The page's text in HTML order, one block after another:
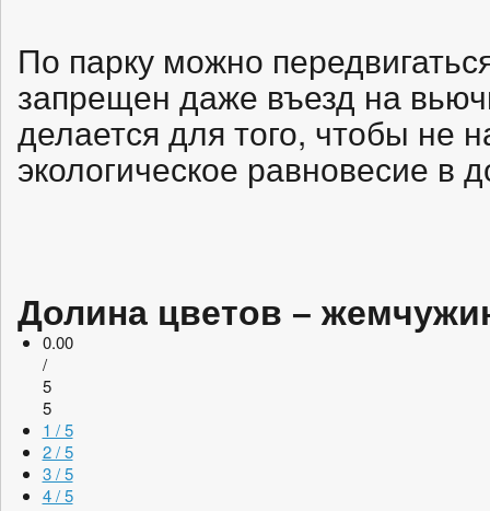
По парку можно
запрещен даже въезд на
делается для того, чтобы не
экологическое равновесие в
Долина цветов –
0.00
/
5
5
1 / 5
2 / 5
3 / 5
4 / 5